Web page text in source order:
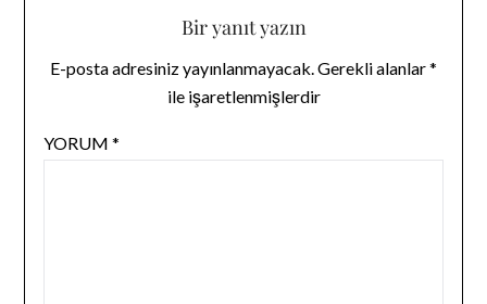
Bir yanıt yazın
E-posta adresiniz yayınlanmayacak.Gerekli alanlar*
ile işaretlenmişlerdir
YORUM *